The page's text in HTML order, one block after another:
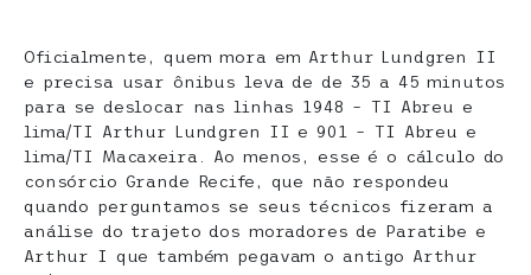
Oficialmente, quem mora em Arthur Lundgren II
e precisa usar ônibus leva de de 35 a 45 minutos
para se deslocar nas linhas 1948 – TI Abreu e
lima/TI Arthur Lundgren II e 901 – TI Abreu e
lima/TI Macaxeira. Ao menos, esse é o cálculo do
consórcio Grande Recife, que não respondeu
quando perguntamos se seus técnicos fizeram a
análise do trajeto dos moradores de Paratibe e
Arthur I que também pegavam o antigo Arthur